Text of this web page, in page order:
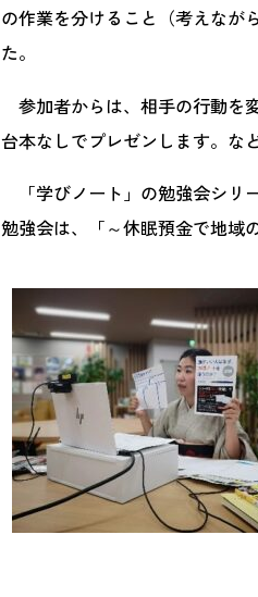
の作業を分けること（考えなが
た。
参加者からは、相手の行動を
台本なしでプレゼンします。な
「学びノート」の勉強会シリ
勉強会は、「～休眠預金で地域